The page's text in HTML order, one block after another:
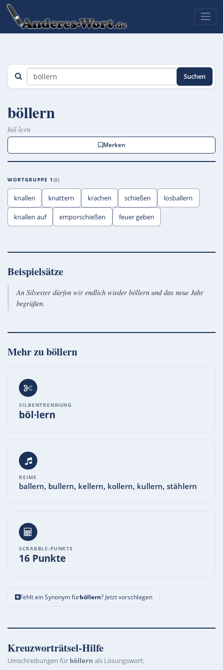
Suchen
böllern
böl·lern
Merken
WORTGRUPPE 1 8
knallen knattern krachen schießen losballern
knallen auf emporschießen feuer geben
Beispielsätze
An Silvester dürfen wir endlich wieder böllern und das neue Jahr
begrüßen.
Mehr zuböllern
SILBENTRENNUNG
böl·lern
REIME
ballern, bullern, kellern, kollern, kullern, stählern
SCRABBLE-PUNKTE
16 Punkte
Fehlt ein Synonym fürböllern? Jetzt vorschlagen
Kreuzworträtsel-Hilfe
Umschreibungen für böllern als Lösungswort: